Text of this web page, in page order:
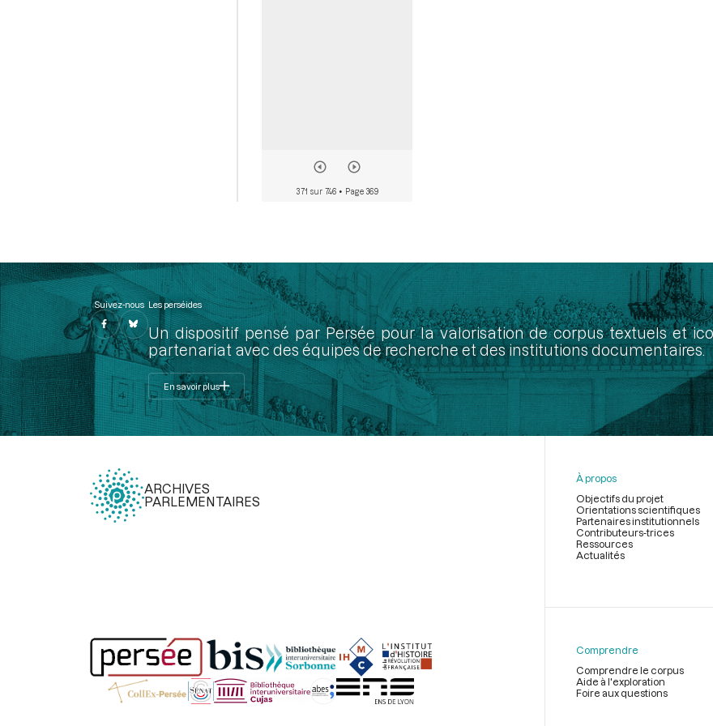
371 sur 746 • Page 369
Suivez-nous Les perséides
Un dispositif pensé par Persée pour la valorisation de corpus textuels et
partenariat avec des équipes de recherche et des institutions documentaires.
En savoir plus
ARCHIVES
PARLEMENTAIRES
page
À propos
Objectifs du projet
Orientations scientifiques
Partenaires institutionnels
Contributeurs-trices
Ressources
Actualités
Comprendre
Comprendre le corpus
Aide à l'exploration
Foire aux questions